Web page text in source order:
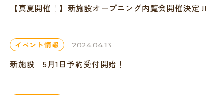
【真夏開催！】新施設オープニング内覧会開催決定 !!
イベント情報 2024.04.13
新施設 5月1日予約受付開始！